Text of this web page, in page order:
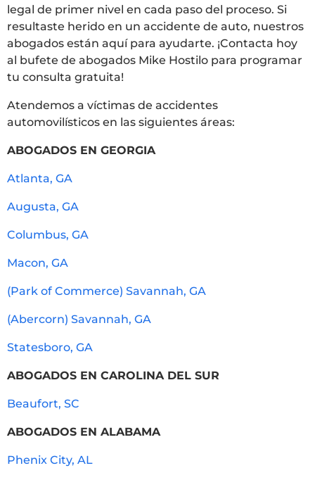
legal de primer nivel en cada paso del proceso. Si
resultaste herido en un accidente de auto, nuestros
abogados están aquí para ayudarte. ¡Contacta hoy
al bufete de abogados Mike Hostilo para programar
tu consulta gratuita!
Atendemos a víctimas de accidentes
automovilísticos en las siguientes áreas:
ABOGADOS EN GEORGIA
Atlanta, GA
Augusta, GA
Columbus, GA
Macon, GA
(Park of Commerce) Savannah, GA
(Abercorn) Savannah, GA
Statesboro, GA
ABOGADOS EN CAROLINA DEL SUR
Beaufort, SC
ABOGADOS EN ALABAMA
Phenix City, AL